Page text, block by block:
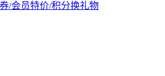
/会员特价/积分换礼物